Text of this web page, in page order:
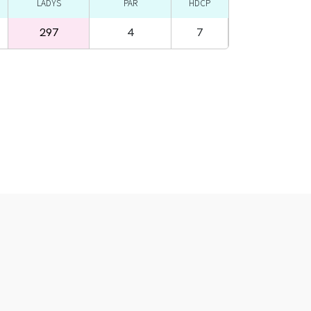
LADYS PAR HDCP
297 4 7